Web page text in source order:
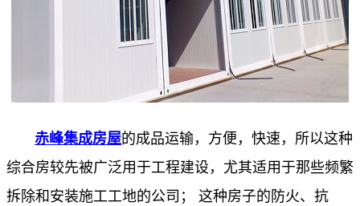
赤峰集成房屋的成品运输，方便，快速，所以这种
综合房较先被广泛用于工程建设，尤其适用于那些频繁
拆除和安装施工工地的公司； 这种房子的防火、抗